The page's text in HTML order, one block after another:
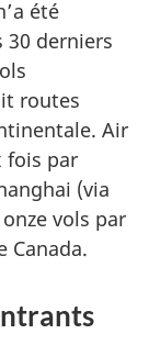
été
30 derniers
routes
Air
fois par
(via
vols par
Canada.